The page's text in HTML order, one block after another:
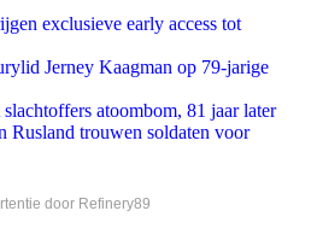
exclusieve early access tot
Jerney Kaagman op 79-jarige
atoombom, 81 jaar later
Rusland trouwen soldaten voor
door Refinery89